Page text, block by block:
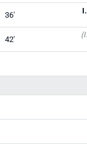
36'
42'